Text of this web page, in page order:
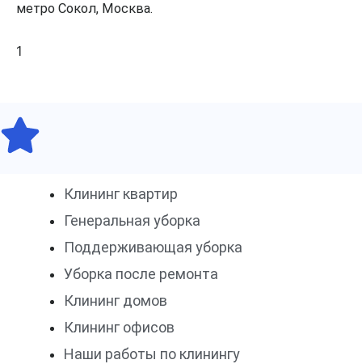
метро Сокол, Москва.
Клининг квартир
Генеральная уборка
Поддерживающая уборка
Уборка после ремонта
Клининг домов
Клининг офисов
Наши работы по клинингу